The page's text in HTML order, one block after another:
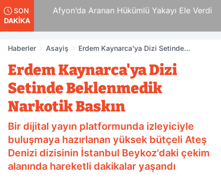
SON
DAKİKA
Afyon’da Aranan Hükümlü Yakayı Ele Verdi
Haberler Asayiş
Erdem Kaynarca'ya Dizi Setinde
Erdem Kaynarca'ya Dizi
Setinde Beklenmedik
Narkotik Baskın
Bir dijital yayın platformunda izleyiciyle
buluşmaya hazırlanan yüksek bütçeli Ateş
Denizi dizisinin İstanbul Beykoz'daki çekim
alanında hareketli dakikalar yaşandı